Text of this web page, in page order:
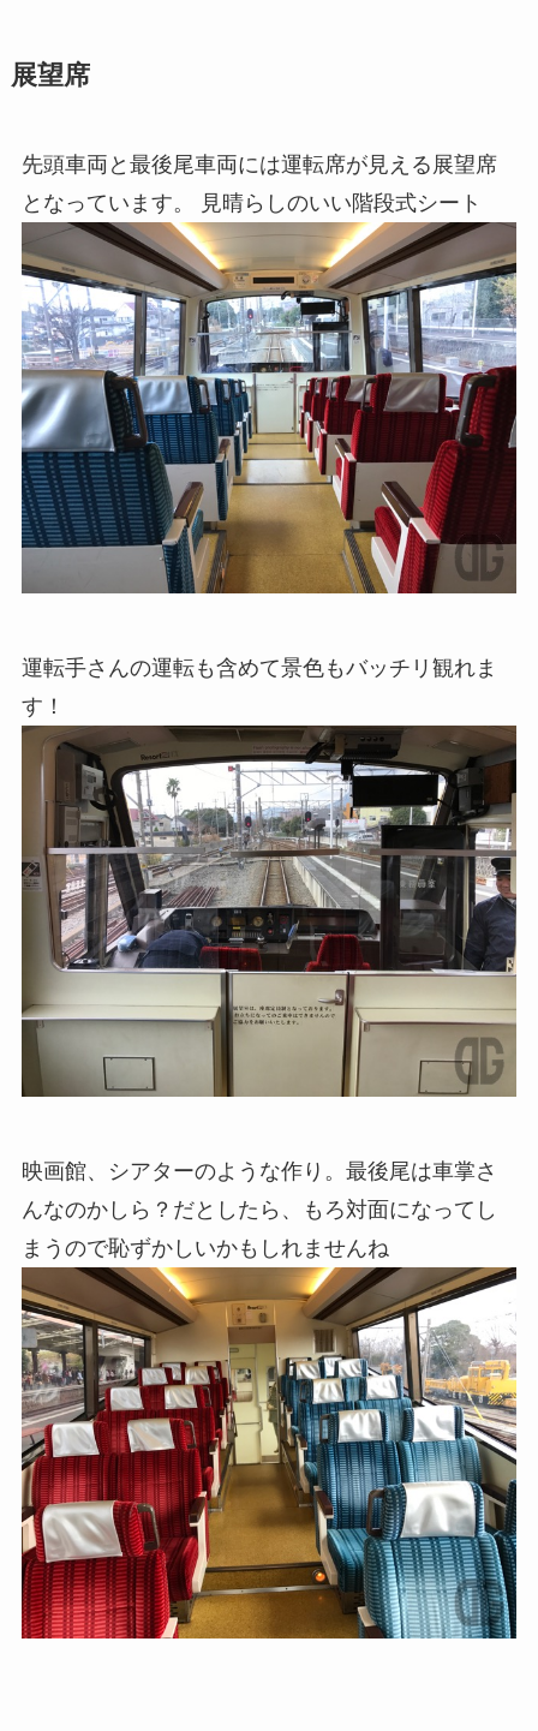
展望席
先頭車両と最後尾車両には運転席が見える展望席
となっています。 見晴らしのいい階段式シート
運転手さんの運転も含めて景色もバッチリ観れま
す！
映画館、シアターのような作り。最後尾は車掌さ
んなのかしら？だとしたら、もろ対面になってし
まうので恥ずかしいかもしれませんね